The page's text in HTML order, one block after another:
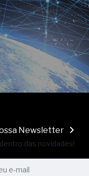
Newsletter
das novidades!